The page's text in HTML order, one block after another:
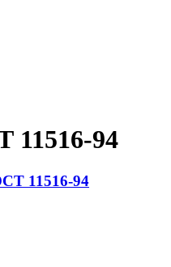
94
11516-94